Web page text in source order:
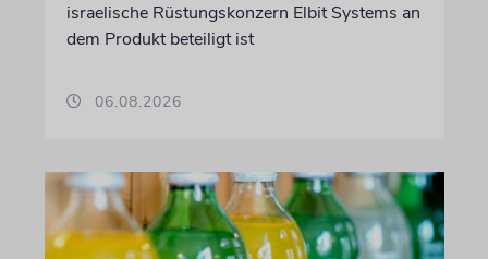
israelische Rüstungskonzern Elbit Systems an
dem Produkt beteiligt ist
06.08.2026